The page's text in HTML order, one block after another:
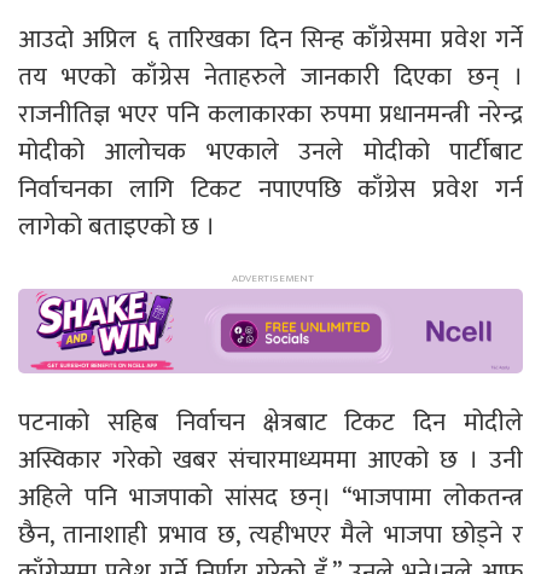
आउदो अप्रिल ६ तारिखका दिन सिन्ह काँग्रेसमा प्रवेश गर्ने
तय भएको काँग्रेस नेताहरुले जानकारी दिएका छन् ।
राजनीतिज्ञ भएर पनि कलाकारका रुपमा प्रधानमन्त्री नरेन्द्र
मोदीको आलोचक भएकाले उनले मोदीको पार्टीबाट
निर्वाचनका लागि टिकट नपाएपछि काँग्रेस प्रवेश गर्न
लागेको बताइएको छ ।
पटनाको सहिब निर्वाचन क्षेत्रबाट टिकट दिन मोदीले
अस्विकार गरेको खबर संचारमाध्यममा आएको छ । उनी
अहिले पनि भाजपाको सांसद छन्। “भाजपामा लोकतन्त्र
छैन, तानाशाही प्रभाव छ, त्यहीभएर मैले भाजपा छोड्ने र